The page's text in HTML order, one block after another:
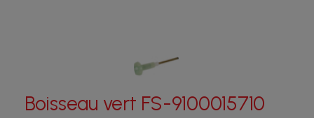
Boisseau vert FS-9100015710